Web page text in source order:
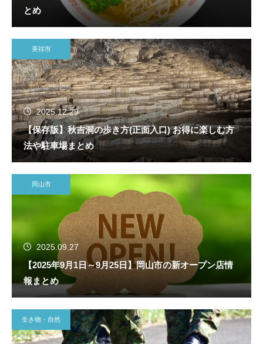
とめ
美祢市
2025.12.29
【保存版】秋吉洞の歩き方(正面入口) お得に楽しむ方
法や駐車場まとめ
岡山市
2025.09.27
【2025年9月1日～9月25日】岡山市の新オープン店情
報まとめ
生き物・自然